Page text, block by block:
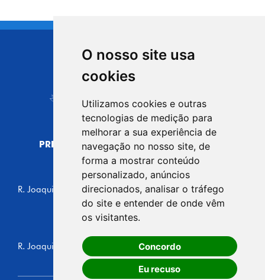
O nosso site usa
cookies
Utilizamos cookies e outras
tecnologias de medição para
melhorar a sua experiência de
navegação no nosso site, de
forma a mostrar conteúdo
personalizado, anúncios
direcionados, analisar o tráfego
do site e entender de onde vêm
os visitantes.
Concordo
Eu recuso
CIDADE DE
Carapicuíba
PREFEITURA MUNICIPAL DE CARAPICUÍBA
CNPJ: 44.892.693/0001-40
CENTRO ADMINISTRATIVO
R. Joaquim das Neves, 211 - Vila Caldas, Carapicuíba/SP
CEP: 06310-030, Brasil
Telefone: 4164-5500
GABINETE DO PREFEITO
R. Joaquim das Neves, 205 - Vila Caldas, Carapicuíba/SP
CEP: 06310-030, Brasil